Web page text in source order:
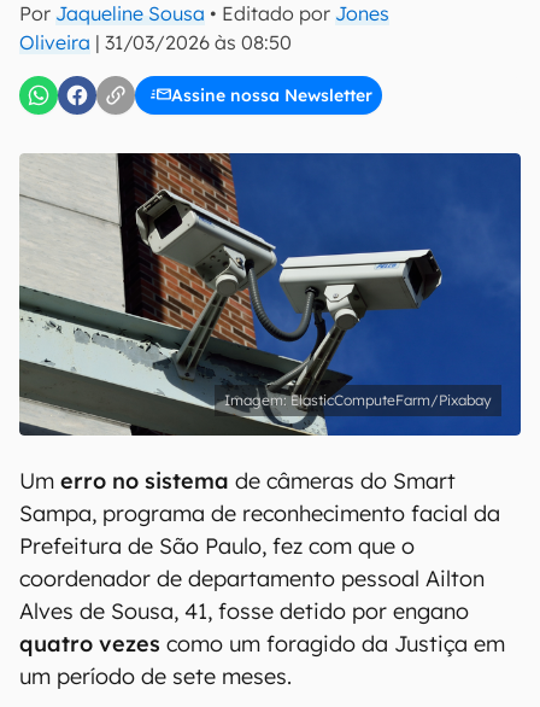
Por Jaqueline Sousa • Editado por Jones
Oliveira | 31/03/2026 às 08:50
Assine nossa Newsletter
inscreva-se
Confirmo que li, aceito e concordo com os Termos de
Uso e Política de Privacidade do Canaltech.
ElasticComputeFarm/Pixabay
Um erro no sistema de câmeras do Smart
Sampa, programa de reconhecimento facial da
Prefeitura de São Paulo, fez com que o
coordenador de departamento pessoal Ailton
Alves de Sousa, 41, fosse detido por engano
quatro vezes como um foragido da Justiça em
um período de sete meses.